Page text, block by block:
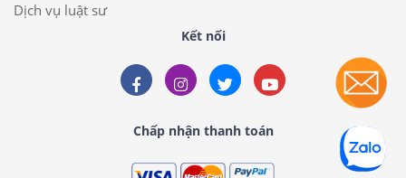
Dịch vụ luật sư
Kết nối
Chấp nhận thanh toán